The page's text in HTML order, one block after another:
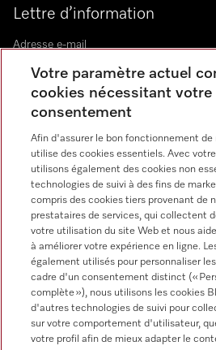
Lettre d’information
Language
FRANCAIS
Miele on Instagram
Miele on Youtube
Votre paramètre actuel
cookies nécessitant votre
consentement
Afin d'assurer le bon fonctionnement
utilise des cookies essentiels. Avec
utilisons également des cookies non
technologies de suivi à des fins de
compris des cookies tiers provenant de
prestataires de services, qui collectent
votre utilisation du site Web et nous
à améliorer votre expérience en ligne.
également utilisés pour personnaliser
cadre d'un consentement distinct («
complète »), nous utilisons les cookies
d'autres technologies de suivi pour
sur votre comportement d'utilisateur,
votre profil afin de mieux adapter le